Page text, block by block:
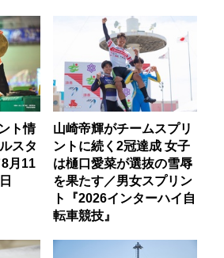
ト情
スタ
月11
山崎帝輝がチームスプリ
ントに続く2冠達成 女子
は樋口愛菜が選抜の雪辱
を果たす／男女スプリン
ト『2026インターハイ自
転車競技』